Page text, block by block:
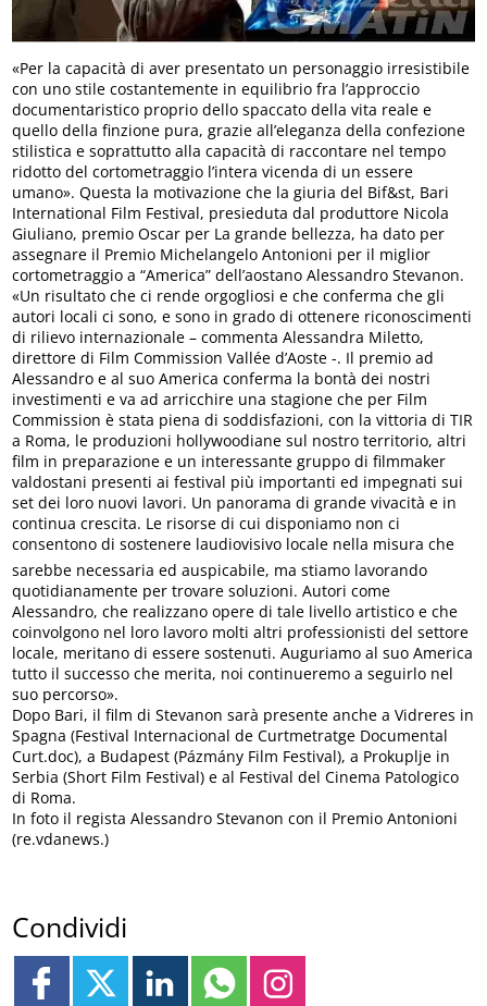
«Per la capacità di aver presentato un personaggio irresistibile
con uno stile costantemente in equilibrio fra l’approccio
documentaristico proprio dello spaccato della vita reale e
quello della finzione pura, grazie all’eleganza della confezione
stilistica e soprattutto alla capacità di raccontare nel tempo
ridotto del cortometraggio l’intera vicenda di un essere
umano». Questa la motivazione che la giuria del Bif&st, Bari
International Film Festival, presieduta dal produttore Nicola
Giuliano, premio Oscar per La grande bellezza, ha dato per
assegnare il Premio Michelangelo Antonioni per il miglior
cortometraggio a “America” dell’aostano Alessandro Stevanon.
«Un risultato che ci rende orgogliosi e che conferma che gli
autori locali ci sono, e sono in grado di ottenere riconoscimenti
di rilievo internazionale – commenta Alessandra Miletto,
direttore di Film Commission Vallée d’Aoste -. Il premio ad
Alessandro e al suo America conferma la bontà dei nostri
investimenti e va ad arricchire una stagione che per Film
Commission è stata piena di soddisfazioni, con la vittoria di TIR
a Roma, le produzioni hollywoodiane sul nostro territorio, altri
film in preparazione e un interessante gruppo di filmmaker
valdostani presenti ai festival più importanti ed impegnati sui
set dei loro nuovi lavori. Un panorama di grande vivacità e in
continua crescita. Le risorse di cui disponiamo non ci
consentono di sostenere laudiovisivo locale nella misura che
sarebbe necessaria ed auspicabile, ma stiamo lavorando
quotidianamente per trovare soluzioni. Autori come
Alessandro, che realizzano opere di tale livello artistico e che
coinvolgono nel loro lavoro molti altri professionisti del settore
locale, meritano di essere sostenuti. Auguriamo al suo America
tutto il successo che merita, noi continueremo a seguirlo nel
suo percorso».
Dopo Bari, il film di Stevanon sarà presente anche a Vidreres in
Spagna (Festival Internacional de Curtmetratge Documental
Curt.doc), a Budapest (Pázmány Film Festival), a Prokuplje in
Serbia (Short Film Festival) e al Festival del Cinema Patologico
di Roma.
In foto il regista Alessandro Stevanon con il Premio Antonioni
(re.vdanews.)
Condividi